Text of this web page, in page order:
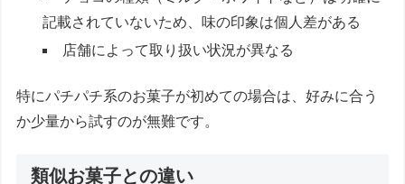
記載されていないため、味の印象は個人差がある
店舗によって取り扱い状況が異なる
特にパチパチ系のお菓子が初めての場合は、好みに合う
か少量から試すのが無難です。
類似お菓子との違い